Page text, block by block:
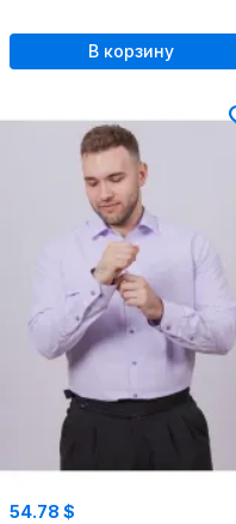
В корзину
54.78 $